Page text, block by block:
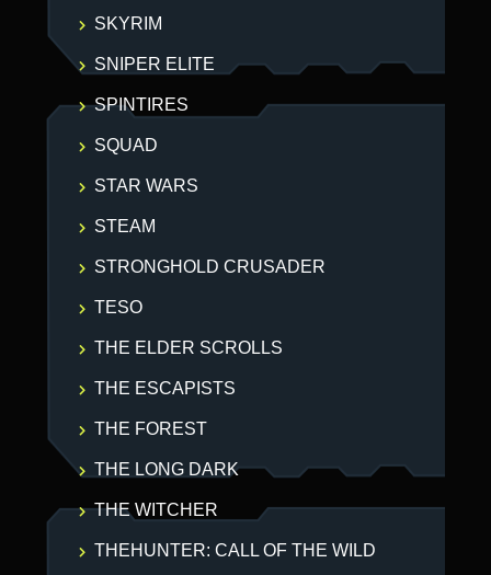
SKYRIM
SNIPER ELITE
SPINTIRES
SQUAD
STAR WARS
STEAM
STRONGHOLD CRUSADER
TESO
THE ELDER SCROLLS
THE ESCAPISTS
THE FOREST
THE LONG DARK
THE WITCHER
THEHUNTER: CALL OF THE WILD